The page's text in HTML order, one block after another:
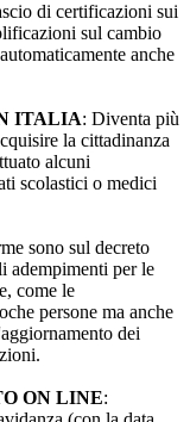
di certificazioni sui
sul cambio
anche
ITALIA: Diventa più
la cittadinanza
alcuni
scolastici o medici
sono sul decreto
adempimenti per le
come le
persone ma anche
dei
ON LINE: